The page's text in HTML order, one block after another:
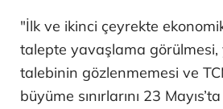
"İlk ve ikinci çeyrekte
talepte yavaşlama görülmesi,
talebinin gözlenmemesi ve
büyüme sınırlarını 23